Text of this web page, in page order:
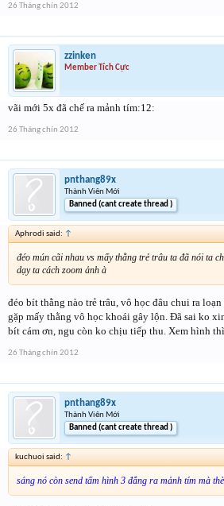
26 Tháng chín 2012
zzinken
Member Tích Cực
vãi mới 5x đã chế ra mảnh tím:12:
26 Tháng chín 2012
pnthang89x
Thành Viên Mới
Banned (cant create thread )
Aphrodi said: ↑
đéo mún cãi nhau vs mấy thằng trẻ trâu ta đã nói ta
dạy ta cách zoom ảnh à
đéo bít thằng nào trẻ trâu, vô học đâu chui ra
gặp mấy thằng vô học khoái gây lộn. Đã sai ko
bít cám ơn, ngu còn ko chịu tiếp thu. Xem hình
26 Tháng chín 2012
pnthang89x
Thành Viên Mới
Banned (cant create thread )
kuchuoi said: ↑
sáng nó còn send tấm hình 3 đẳng ra mảnh tím mà